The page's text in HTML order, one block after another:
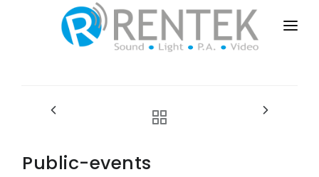
PRIVATE-EVENTS
Public-events